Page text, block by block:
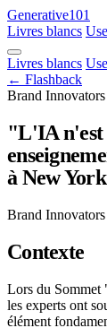
Generative101
Livres blancs
Livres blancs
← Flashback
Brand Innovators
"L'IA n'est
à New York
Brand Innovators
Contexte
Lors du
les experts ont
élément